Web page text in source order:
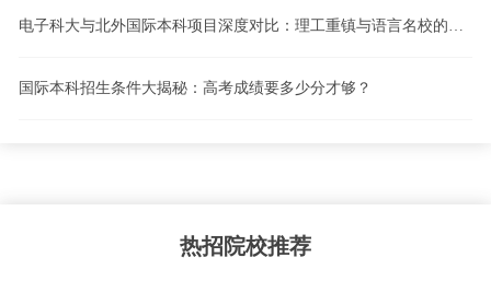
电子科大与北外国际本科项目深度对比：理工重镇与语言名校的路径博弈
国际本科招生条件大揭秘：高考成绩要多少分才够？
热招院校推荐